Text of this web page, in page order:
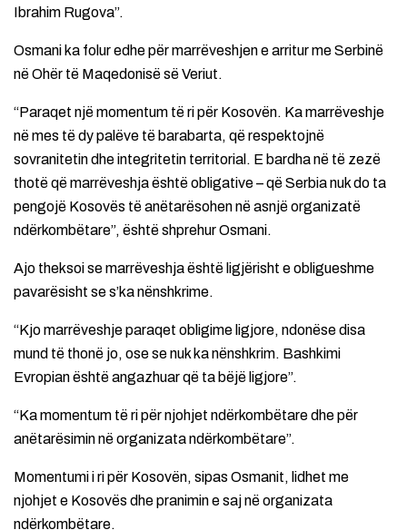
Ibrahim Rugova”.
Osmani ka folur edhe për marrëveshjen e arritur me Serbinë
në Ohër të Maqedonisë së Veriut.
“Paraqet një momentum të ri për Kosovën. Ka marrëveshje
në mes të dy palëve të barabarta, që respektojnë
sovranitetin dhe integritetin territorial. E bardha në të zezë
thotë që marrëveshja është obligative – që Serbia nuk do ta
pengojë Kosovës të anëtarësohen në asnjë organizatë
ndërkombëtare”, është shprehur Osmani.
Ajo theksoi se marrëveshja është ligjërisht e obligueshme
pavarësisht se s’ka nënshkrime.
“Kjo marrëveshje paraqet obligime ligjore, ndonëse disa
mund të thonë jo, ose se nuk ka nënshkrim. Bashkimi
Evropian është angazhuar që ta bëjë ligjore”.
“Ka momentum të ri për njohjet ndërkombëtare dhe për
anëtarësimin në organizata ndërkombëtare”.
Momentumi i ri për Kosovën, sipas Osmanit, lidhet me
njohjet e Kosovës dhe pranimin e saj në organizata
ndërkombëtare.